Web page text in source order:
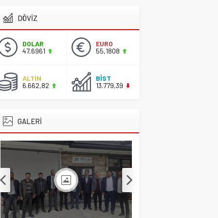
Tekin Sahada
Ziyaretlerini
Yoğunlaştırdı
2 Nisan 2026 17:42
DÖVİZ
DOLAR
47,6961
EURO
55,1808
ALTIN
6.662,82
BİST
13.779,39
GALERİ